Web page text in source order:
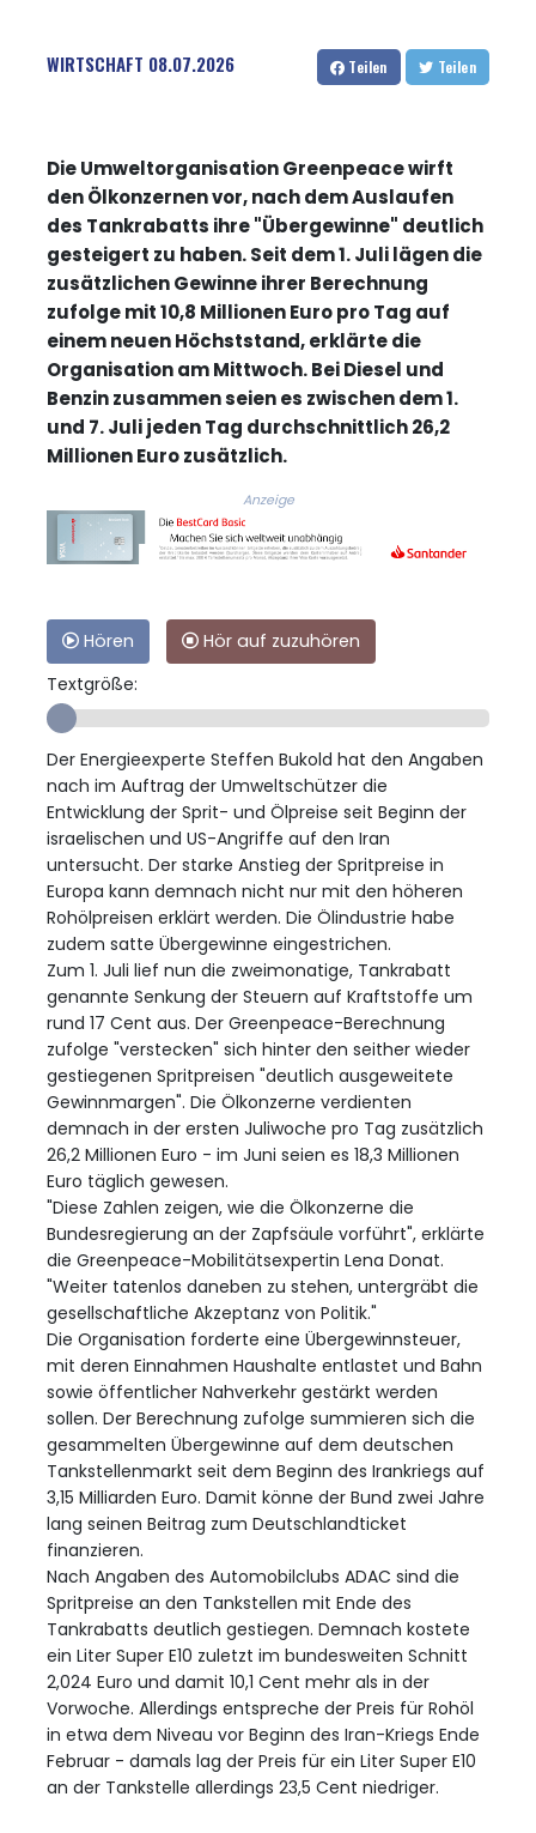
WIRTSCHAFT 08.07.2026 Teilen Teilen
Die Umweltorganisation Greenpeace wirft
den Ölkonzernen vor, nach dem Auslaufen
des Tankrabatts ihre "Übergewinne" deutlich
gesteigert zu haben. Seit dem 1. Juli lägen die
zusätzlichen Gewinne ihrer Berechnung
zufolge mit 10,8 Millionen Euro pro Tag auf
einem neuen Höchststand, erklärte die
Organisation am Mittwoch. Bei Diesel und
Benzin zusammen seien es zwischen dem 1.
und 7. Juli jeden Tag durchschnittlich 26,2
Millionen Euro zusätzlich.
Anzeige
Hören
Hör auf zuzuhören
Textgröße:
Der Energieexperte Steffen Bukold hat den Angaben
nach im Auftrag der Umweltschützer die
Entwicklung der Sprit- und Ölpreise seit Beginn der
israelischen und US-Angriffe auf den Iran
untersucht. Der starke Anstieg der Spritpreise in
Europa kann demnach nicht nur mit den höheren
Rohölpreisen erklärt werden. Die Ölindustrie habe
zudem satte Übergewinne eingestrichen.
Zum 1. Juli lief nun die zweimonatige, Tankrabatt
genannte Senkung der Steuern auf Kraftstoffe um
rund 17 Cent aus. Der Greenpeace-Berechnung
zufolge "verstecken" sich hinter den seither wieder
gestiegenen Spritpreisen "deutlich ausgeweitete
Gewinnmargen". Die Ölkonzerne verdienten
demnach in der ersten Juliwoche pro Tag zusätzlich
26,2 Millionen Euro - im Juni seien es 18,3 Millionen
Euro täglich gewesen.
"Diese Zahlen zeigen, wie die Ölkonzerne die
Bundesregierung an der Zapfsäule vorführt", erklärte
die Greenpeace-Mobilitätsexpertin Lena Donat.
"Weiter tatenlos daneben zu stehen, untergräbt die
gesellschaftliche Akzeptanz von Politik."
Die Organisation forderte eine Übergewinnsteuer,
mit deren Einnahmen Haushalte entlastet und Bahn
sowie öffentlicher Nahverkehr gestärkt werden
sollen. Der Berechnung zufolge summieren sich die
gesammelten Übergewinne auf dem deutschen
Tankstellenmarkt seit dem Beginn des Irankriegs auf
3,15 Milliarden Euro. Damit könne der Bund zwei Jahre
lang seinen Beitrag zum Deutschlandticket
finanzieren.
Nach Angaben des Automobilclubs ADAC sind die
Spritpreise an den Tankstellen mit Ende des
Tankrabatts deutlich gestiegen. Demnach kostete
ein Liter Super E10 zuletzt im bundesweiten Schnitt
2,024 Euro und damit 10,1 Cent mehr als in der
Vorwoche. Allerdings entspreche der Preis für Rohöl
in etwa dem Niveau vor Beginn des Iran-Kriegs Ende
Februar - damals lag der Preis für ein Liter Super E10
an der Tankstelle allerdings 23,5 Cent niedriger.